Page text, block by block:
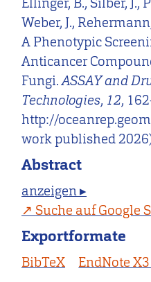
Weber, J.,
A Phenotypic
Anticancer
Fungi.ASSAY and
Technologies, 12,
http://
work published
Abstract
anzeigen ▸
Suche auf Google
Exportformate
BibTeX EndNote